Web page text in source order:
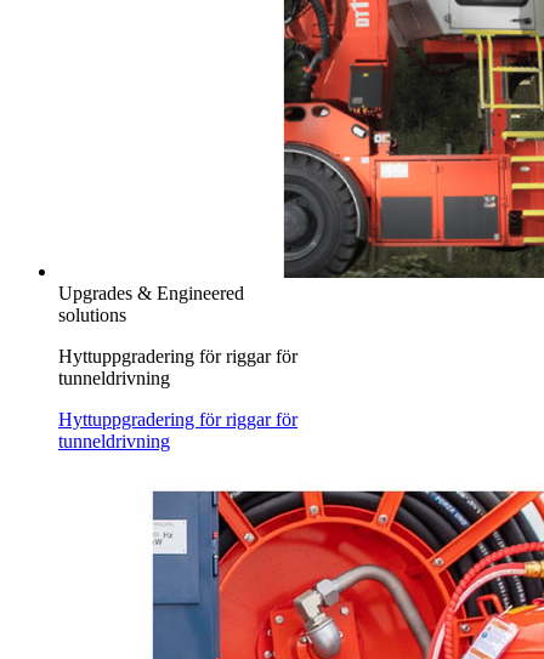
Upgrades & Engineered
solutions
Hyttuppgradering för riggar för
tunneldrivning
Hyttuppgradering för riggar för
tunneldrivning